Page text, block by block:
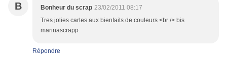
B Bonheur du scrap 23/02/2011 08:17
Tres jolies cartes aux bienfaits de couleurs <br /> bis
marinascrapp
Répondre